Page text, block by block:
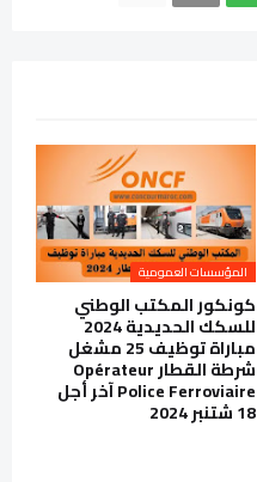
المؤسسات العمومية
كونكور المكتب الوطني
للسكك الحديدية 2024
مباراة توظيف 25 مشغل
شرطة القطار Opérateur
Police Ferroviaire آخر أجل
18 شتنبر 2024